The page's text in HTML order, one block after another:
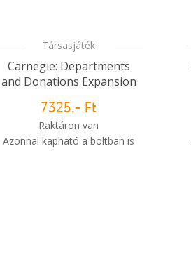
Társasjáték
Carnegie: Departments
and Donations Expansion
7325,- Ft
Raktáron van
Azonnal kapható a boltban is